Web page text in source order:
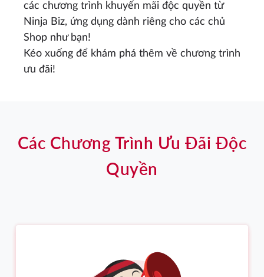
các chương trình khuyến mãi độc quyền từ
Ninja Biz, ứng dụng dành riêng cho các chủ
Shop như bạn!
Kéo xuống để khám phá thêm về chương trình
ưu đãi!
Các Chương Trình Ưu Đãi Độc
Quyền